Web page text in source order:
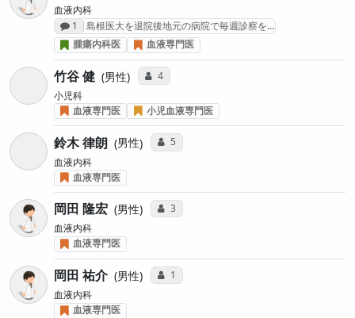
血液内科
感想投稿数
1
島根医大を退院後地元の病院で毎週診察を…
腫瘍内科医
血液専門医
竹谷 健 男性 コミュニケーション・タイプ投票数
4
小児科
血液専門医
小児血液専門医
鈴木 律朗 男性 コミュニケーション・タイプ投票数
5
血液内科
血液専門医
岡田 隆宏 男性 コミュニケーション・タイプ投票数
3
血液内科
血液専門医
岡田 祐介 男性 コミュニケーション・タイプ投票数
1
血液内科
血液専門医